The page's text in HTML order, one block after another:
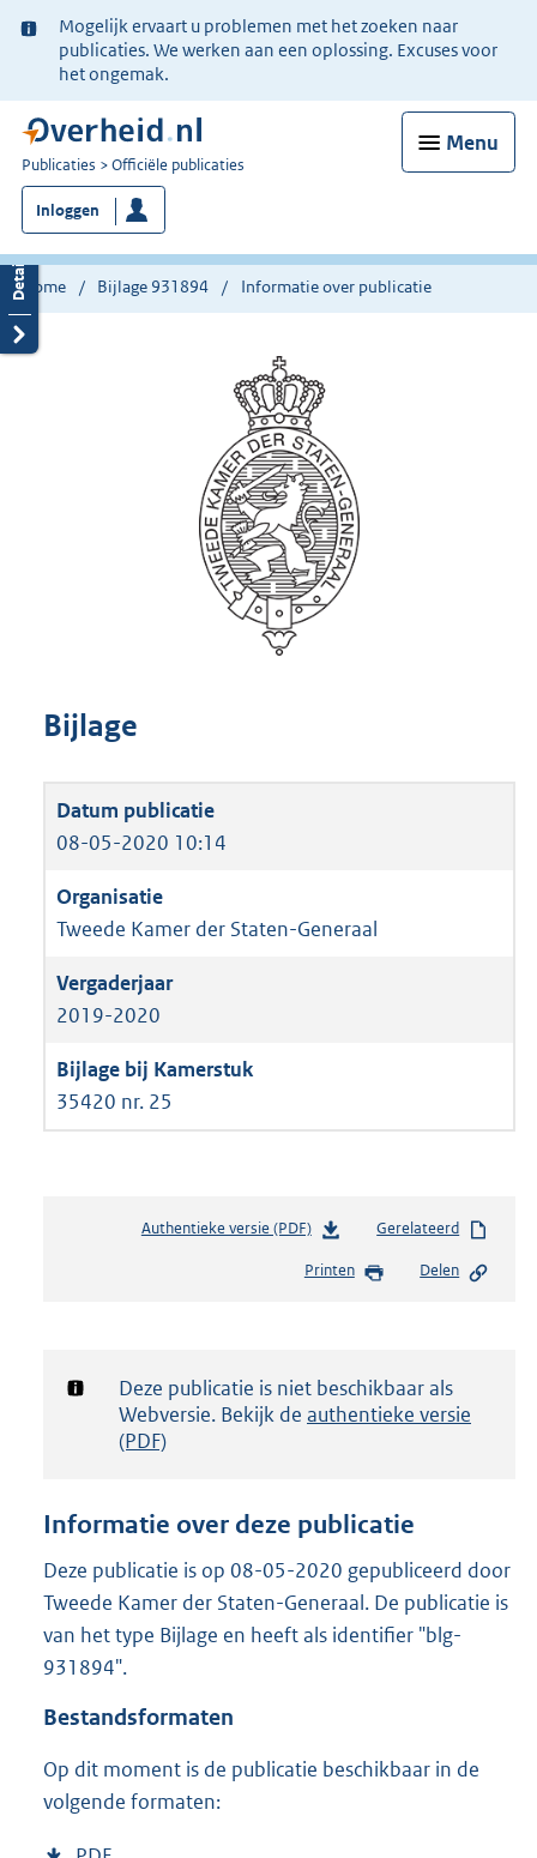
Ter
informatie:
Mogelijk ervaart u problemen met het zoeken naar
publicaties. We werken aan een oplossing. Excuses voor
het ongemak.
Menu
U
bent
nu
hier:
Publicaties Officiële publicaties
Inloggen
Home Bijlage 931894 Informatie over publicatie
Bijlage
08-05-2020 10:14
Tweede Kamer der Staten-Generaal
2019-2020
35420 nr. 25
Authentieke versie (PDF)b
s
d
g
t
e
:
1
Gerelateerd
Printen Delen
Notificatie:
Deze publicatie is niet beschikbaar als
Webversie. Bekijk de authentieke versie
(PDF)
Informatie over deze publicatie
Deze publicatie is op 08-05-2020 gepubliceerd door
Tweede Kamer der Staten-Generaal. De publicatie is
van het type Bijlage en heeft als identifier "blg-
931894".
Bestandsformaten
Op dit moment is de publicatie beschikbaar in de
volgende formaten: